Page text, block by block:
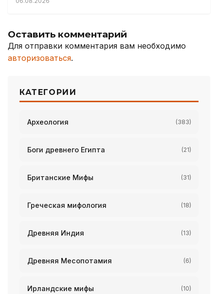
Оставить комментарий
Для отправки комментария вам необходимо
авторизоваться.
КАТЕГОРИИ
Археология (383)
Боги древнего Египта (21)
Британские Мифы (31)
Греческая мифология (18)
Древняя Индия (13)
Древняя Месопотамия (6)
Ирландские мифы (10)